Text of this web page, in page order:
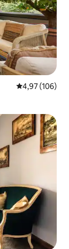
Vlerësimi
4,97 (106)